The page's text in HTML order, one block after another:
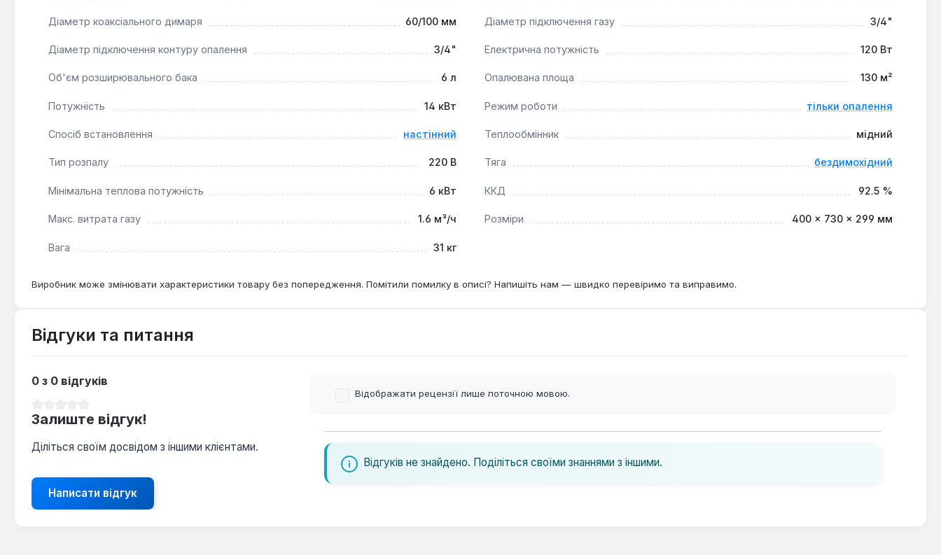
потрібне лише опалення. Можливість підключення бойлера непрямого нагріву дозволяє організувати гаряче водопостачання. Компактні розміри та настінний тип установки
Діаметр коаксіального димаря 60/100 мм Діаметр підключення газу 3/4"
Діаметр підключення контуру опалення 3/4" Електрична потужність 120 Вт
Об'єм розширювального бака 6 л Опалювана площа 130 м²
Потужність 14 кВт Режим роботи тільки опалення
Спосіб встановлення настінний Теплообмінник мідний
Тип розпалу 220 В Тяга бездимохідний
Мінімальна теплова потужність 6 кВт ККД 92.5 %
Макс. витрата газу 1.6 м³/ч Розміри 400 × 730 × 299 мм
Вага 31 кг
Виробник може змінювати характеристики товару без попередження. Помітили помилку в описі? Напишіть нам — швидко перевіримо та виправимо.
Відгуки та питання
0 з 0 відгуків
Залиште відгук!
Діліться своїм досвідом з іншими клієнтами.
Написати відгук
Відображати рецензії лише поточною мовою.
Відгуків не знайдено. Поділіться своїми знаннями з іншими.